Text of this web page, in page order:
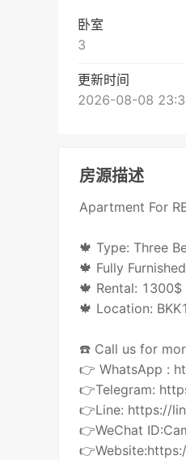
卧室
3
更新时间
2026-08-08
房源描述
Apartment For
🍁 Type: Three
🍁 Fully
🍁 Rental:
🍁 Location: BKK1
☎️ Call us for
👉 WhatsApp :
👉Telegram:
👉Line: https://
👉WeChat